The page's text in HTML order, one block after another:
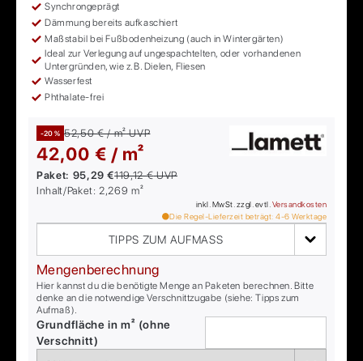
Synchrongeprägt
Dämmung bereits aufkaschiert
Maßstabil bei Fußbodenheizung (auch in Wintergärten)
Ideal zur Verlegung auf ungespachtelten, oder vorhandenen
Untergründen, wie z.B. Dielen, Fliesen
Wasserfest
Phthalate-frei
-20 % 52,50 € / m²UVP
42,00 € / m²
Paket: 95,29 €119,12 €UVP
Inhalt/Paket:2,269 m²
inkl. MwSt. zzgl. evtl. Versandkosten
Die Regel-Lieferzeit beträgt: 4-6 Werktage
TIPPS ZUM AUFMASS
Mengenberechnung
Hier kannst du die benötigte Menge an Paketen berechnen. Bitte
denke an die notwendige Verschnittzugabe (siehe: Tipps zum
Aufmaß).
Grundfläche in m² (ohne
Verschnitt)